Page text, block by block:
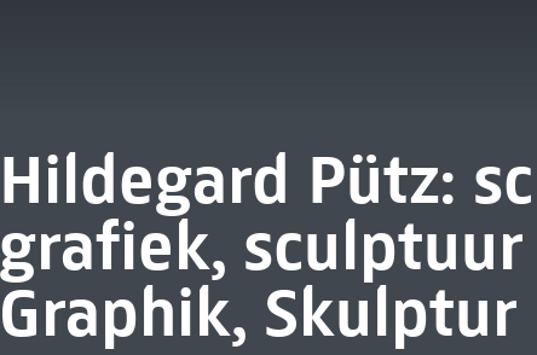
Hildegard Pütz:
grafiek, sculptuur
Graphik, Skulptur